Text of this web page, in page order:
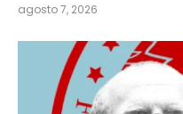
agosto 7, 2026